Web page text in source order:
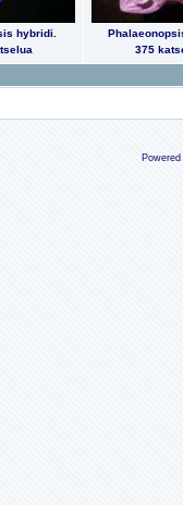
hybridi.
375